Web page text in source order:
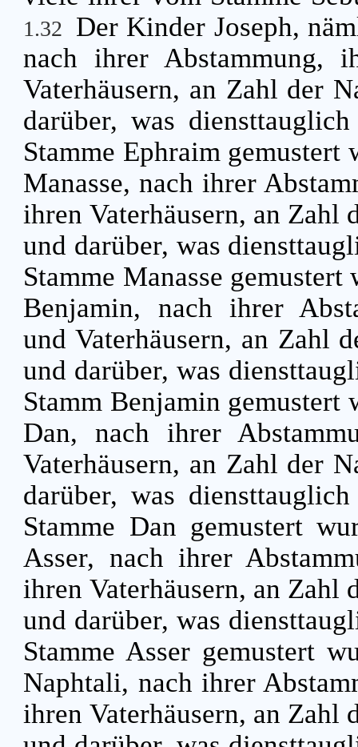
1.32
Der Kinder Joseph,
nach ihrer Abstammung,
Vaterhäusern, an Zahl der
darüber, was
Stamme Ephraim
Manasse, nach ihrer
ihren Vaterhäusern, an Zahl
und darüber, was
Stamme Manasse
Benjamin, nach ihrer
und Vaterhäusern, an Zahl
und darüber, was
Stamm Benjamin gemustert
Dan, nach ihrer
Vaterhäusern, an Zahl der
darüber, was
Stamme Dan gemustert
Asser, nach ihrer
ihren Vaterhäusern, an Zahl
und darüber, was
Stamme Asser gemustert
Naphtali, nach ihrer
ihren Vaterhäusern, an Zahl